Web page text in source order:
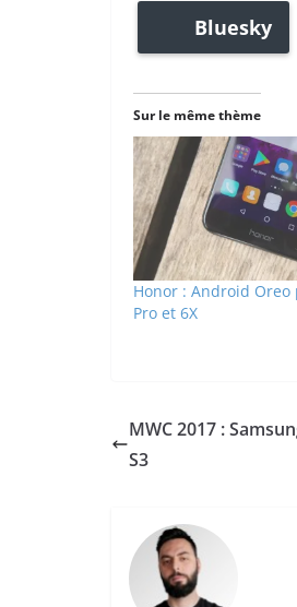
Bluesky
Sur le même thème
Honor : Android Oreo
Pro et 6X
MWC 2017 :
S3